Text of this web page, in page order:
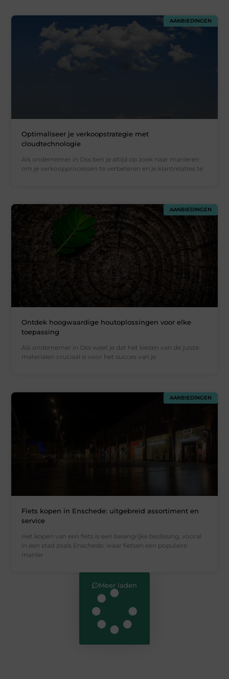
AANBIEDINGEN
Optimaliseer je verkoopstrategie met
cloudtechnologie
Als ondernemer in Oss ben je altijd op zoek naar manieren
om je verkoopprocessen te verbeteren en je klantrelaties te
AANBIEDINGEN
Ontdek hoogwaardige houtoplossingen voor elke
toepassing
Als ondernemer in Oss weet je dat het kiezen van de juiste
materialen cruciaal is voor het succes van je
AANBIEDINGEN
Fiets kopen in Enschede: uitgebreid assortiment en
service
Het kopen van een fiets is een belangrijke beslissing, vooral
in een stad zoals Enschede, waar fietsen een populaire
manier
Meer laden